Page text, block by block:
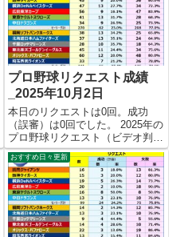
プロ野球リクエスト成績
_2025年10月2日
本日のリクエストは0回。成功
（誤審）は0回でした。 2025年の
プロ野球リクエスト（ビデオ判
定）成績を記録集計しています。
今シーズンのリクエスト成功率は
これで25.0%。リクエスト数511
回、成功128回、失敗383回とな
りました。 【リク...
おすすめ日々更新